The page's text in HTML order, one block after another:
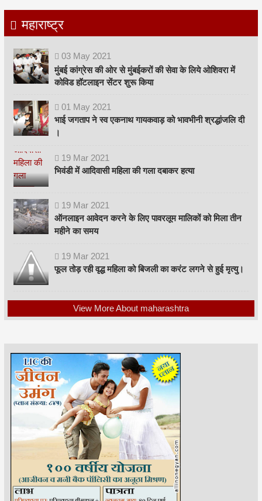
महाराष्ट्र
03 May 2021
मुंबई कांग्रेस की ओर से मुंबईकरों की सेवा के लिये ओशिवरा में
कोविड हॉटलाइन सेंटर शुरू किया
01 May 2021
भाई जगताप ने स्व एकनाथ गायकवाड़ को भावभीनी श्रद्धांजलि दी
।
19 Mar 2021
भिवंडी में आदिवासी महिला की गला दबाकर हत्या
19 Mar 2021
ऑनलाइन आवेदन करने के लिए पावरलूम मालिकों को मिला तीन
महीने का समय
19 Mar 2021
फूल तोड़ रही वृद्ध महिला को बिजली का करंट लगने से हुई मृत्यु।
View More About maharashtra